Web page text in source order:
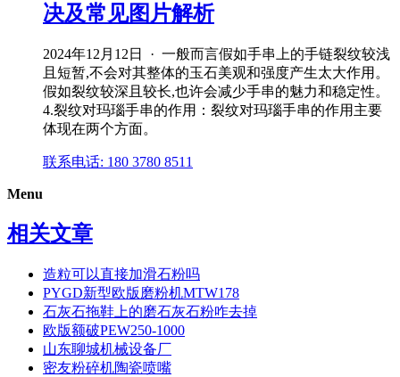
决及常见图片解析
2024年12月12日 · 一般而言假如手串上的手链裂纹较浅
且短暂,不会对其整体的玉石美观和强度产生太大作用。
假如裂纹较深且较长,也许会减少手串的魅力和稳定性。
4.裂纹对玛瑙手串的作用：裂纹对玛瑙手串的作用主要
体现在两个方面。
联系电话: 180 3780 8511
Menu
相关文章
造粒可以直接加滑石粉吗
PYGD新型欧版磨粉机MTW178
石灰石拖鞋上的磨石灰石粉咋去掉
欧版额破PEW250-1000
山东聊城机械设备厂
密友粉碎机陶瓷喷嘴